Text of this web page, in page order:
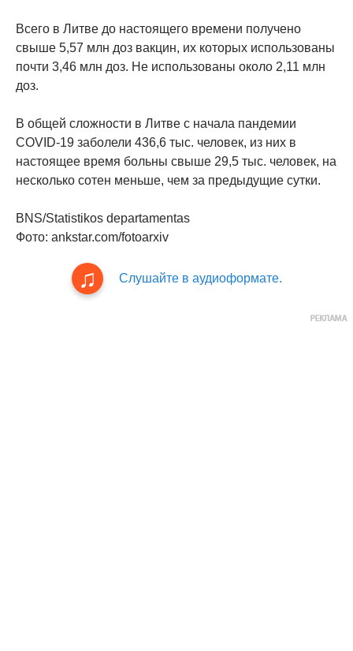
Всего в Литве до настоящего времени получено
свыше 5,57 млн доз вакцин, их которых использованы
почти 3,46 млн доз. Не использованы около 2,11 млн
доз.
В общей сложности в Литве с начала пандемии
COVID-19 заболели 436,6 тыс. человек, из них в
настоящее время больны свыше 29,5 тыс. человек, на
несколько сотен меньше, чем за предыдущие сутки.
BNS/Statistikos departamentas
Фото: ankstar.com/fotoarxiv
Слушайте в аудиоформате.